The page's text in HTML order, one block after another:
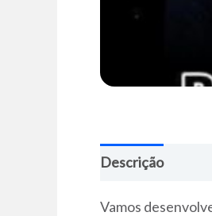
Descrição
Vamos